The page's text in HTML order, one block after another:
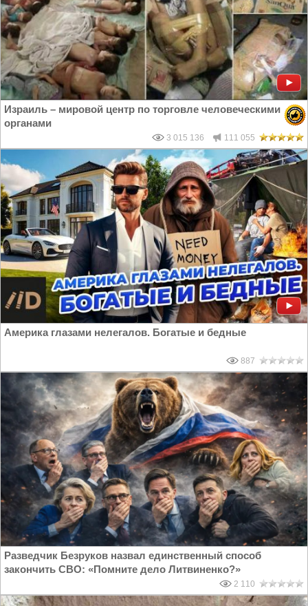
Израиль – мировой центр по торговле человеческими
органами
3 015 136 111 055
Америка глазами нелегалов. Богатые и бедные
887
Разведчик Безруков назвал единственный способ
закончить СВО: «Помните дело Литвиненко?»
2 110